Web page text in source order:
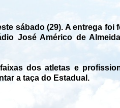
sábado (29). A entrega foi
José Américo de
dos atletas e
a taça do Estadual.